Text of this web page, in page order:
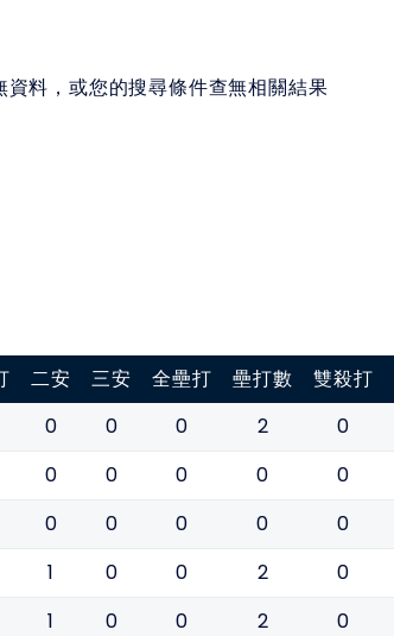
資料，或您的搜尋條件查無相關結果
二安 三安 全壘打 壘打數 雙殺打
0 0 0 2 0
0 0 0 0 0
0 0 0 0 0
1 0 0 2 0
1 0 0 2 0